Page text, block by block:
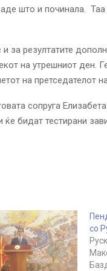
што и починала.
за резултатите
на утрешниот ден.
на претседателот
сопруга
бидат тестирани
со